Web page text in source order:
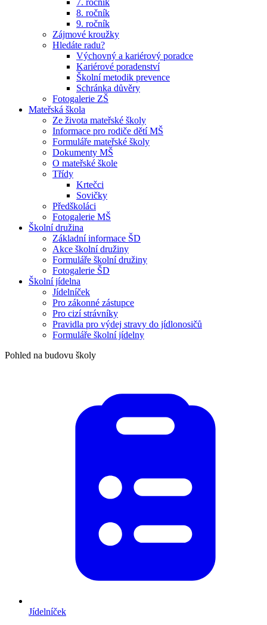
7. ročník
8. ročník
9. ročník
Zájmové kroužky
Hledáte radu?
Výchovný a kariérový poradce
Kariérové poradenství
Školní metodik prevence
Schránka důvěry
Fotogalerie ZŠ
Mateřská škola
Ze života mateřské školy
Informace pro rodiče dětí MŠ
Formuláře mateřské školy
Dokumenty MŠ
O mateřské škole
Třídy
Krtečci
Sovičky
Předškoláci
Fotogalerie MŠ
Školní družina
Základní informace ŠD
Akce školní družiny
Formuláře školní družiny
Fotogalerie ŠD
Školní jídelna
Jídelníček
Pro zákonné zástupce
Pro cizí strávníky
Pravidla pro výdej stravy do jídlonosičů
Formuláře školní jídelny
Pohled na budovu školy
Jídelníček